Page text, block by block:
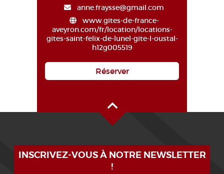
anne.fraysse@gmail.com
www.gites-de-france-
aveyron.com/fr/location/locations-
gites-saint-felix-de-lunel-gite-l-oustal-
h12g005519
Réserver
INSCRIVEZ-VOUS À NOTRE NEWSLETTER
!